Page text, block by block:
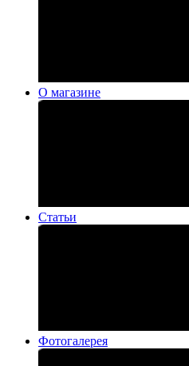
О магазине
Статьи
Фотогалерея